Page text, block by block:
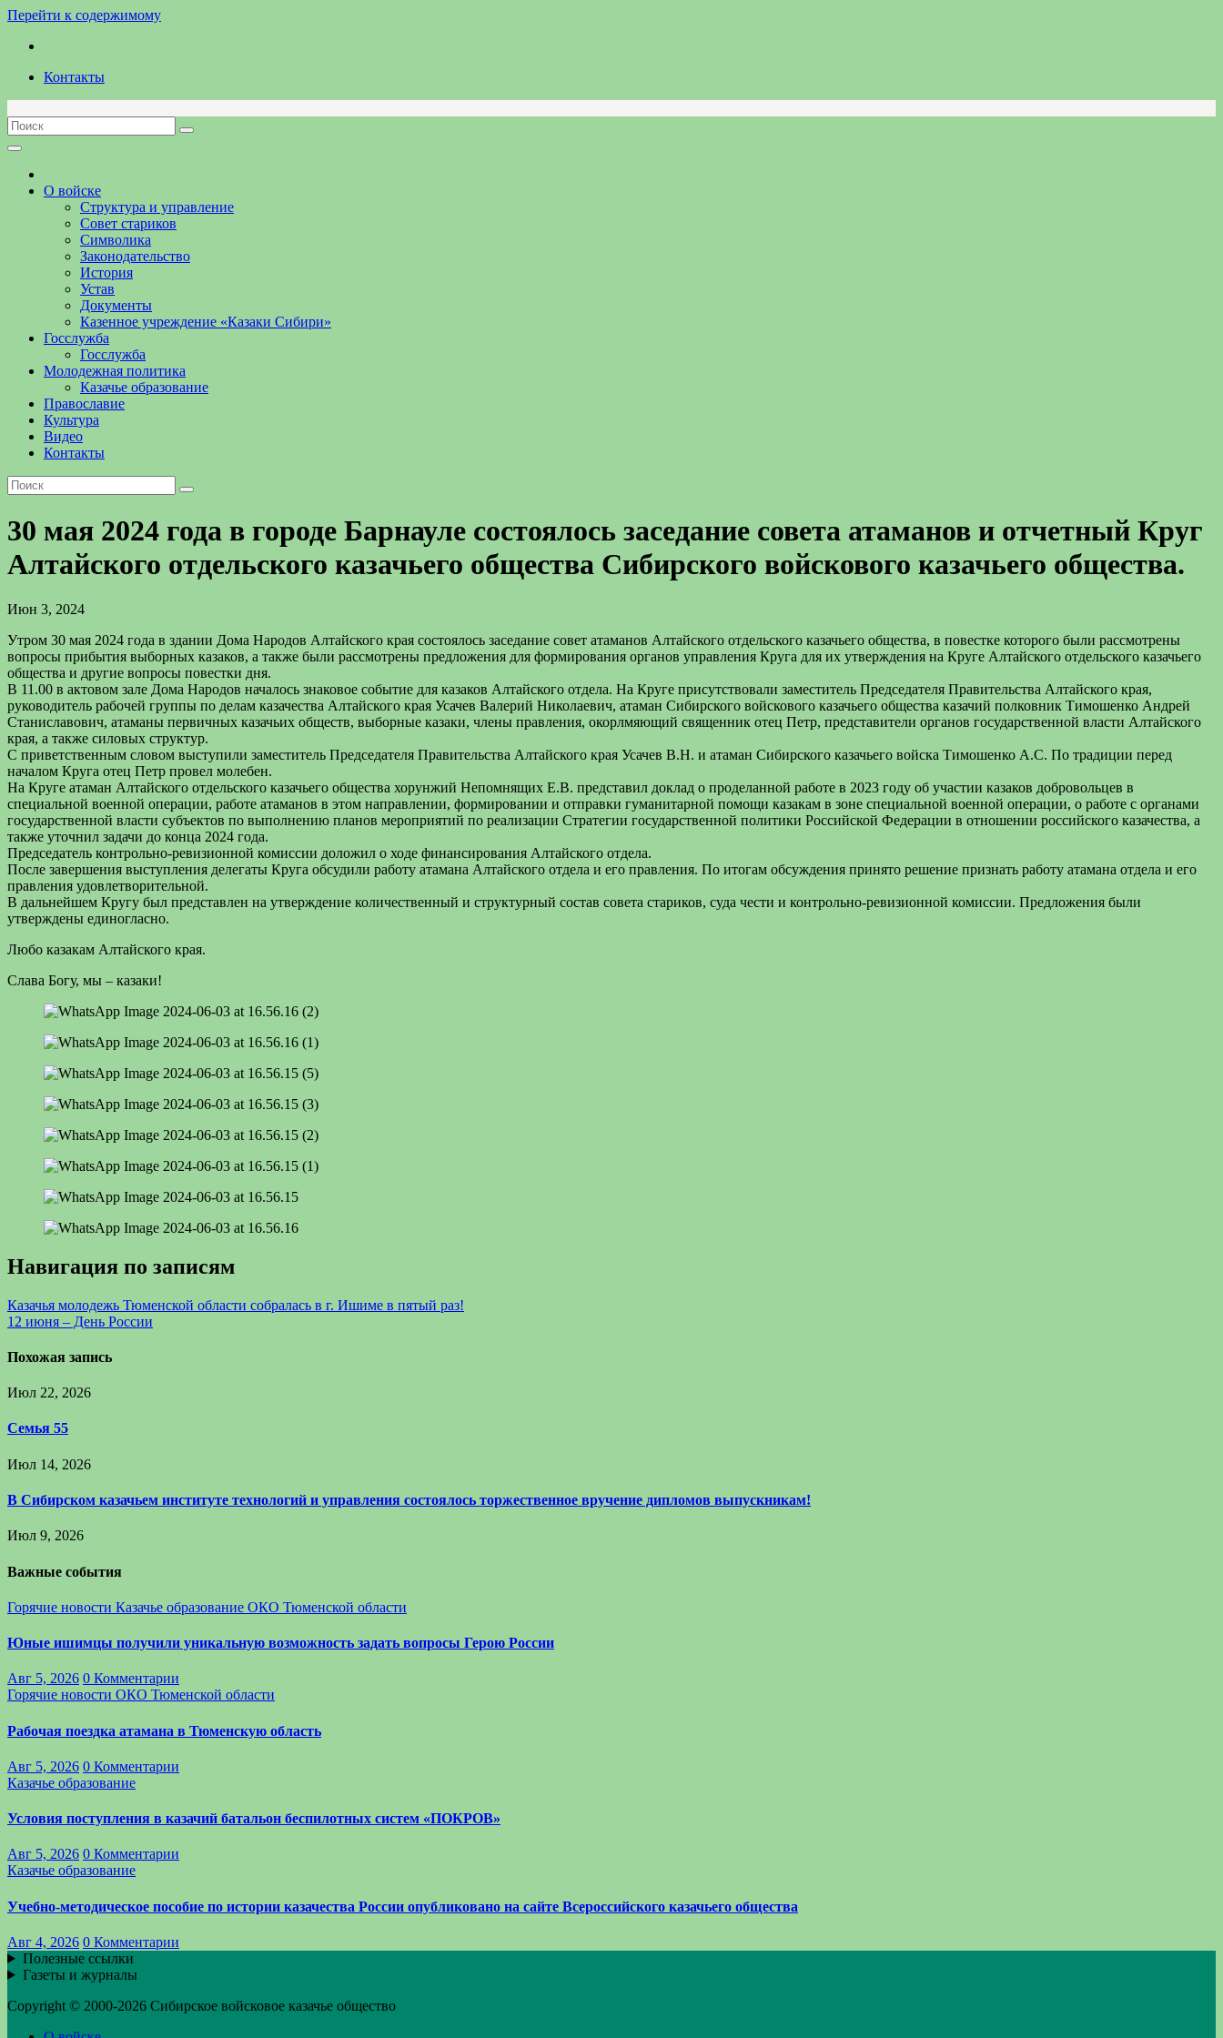
Перейти к содержимому
Контакты
О войске
Структура и управление
Совет стариков
Символика
Законодательство
История
Устав
Документы
Казенное учреждение «Казаки Сибири»
Госслужба
Госслужба
Молодежная политика
Казачье образование
Православие
Культура
Видео
Контакты
30 мая 2024 года в городе Барнауле состоялось заседание совета атаманов и отчетный Круг
Алтайского отдельского казачьего общества Сибирского войскового казачьего общества.
Июн 3, 2024
Утром 30 мая 2024 года в здании Дома Народов Алтайского края состоялось заседание совет атаманов Алтайского отдельского казачьего общества, в повестке которого были рассмотрены
вопросы прибытия выборных казаков, а также были рассмотрены предложения для формирования органов управления Круга для их утверждения на Круге Алтайского отдельского казачьего
общества и другие вопросы повестки дня.
В 11.00 в актовом зале Дома Народов началось знаковое событие для казаков Алтайского отдела. На Круге присутствовали заместитель Председателя Правительства Алтайского края,
руководитель рабочей группы по делам казачества Алтайского края Усачев Валерий Николаевич, атаман Сибирского войскового казачьего общества казачий полковник Тимошенко Андрей
Станиславович, атаманы первичных казачьих обществ, выборные казаки, члены правления, окорлмяющий священник отец Петр, представители органов государственной власти Алтайского
края, а также силовых структур.
С приветственным словом выступили заместитель Председателя Правительства Алтайского края Усачев В.Н. и атаман Сибирского казачьего войска Тимошенко А.С. По традиции перед
началом Круга отец Петр провел молебен.
На Круге атаман Алтайского отдельского казачьего общества хорунжий Непомнящих Е.В. представил доклад о проделанной работе в 2023 году об участии казаков добровольцев в
специальной военной операции, работе атаманов в этом направлении, формировании и отправки гуманитарной помощи казакам в зоне специальной военной операции, о работе с органами
государственной власти субъектов по выполнению планов мероприятий по реализации Стратегии государственной политики Российской Федерации в отношении российского казачества, а
также уточнил задачи до конца 2024 года.
Председатель контрольно-ревизионной комиссии доложил о ходе финансирования Алтайского отдела.
После завершения выступления делегаты Круга обсудили работу атамана Алтайского отдела и его правления. По итогам обсуждения принято решение признать работу атамана отдела и его
правления удовлетворительной.
В дальнейшем Кругу был представлен на утверждение количественный и структурный состав совета стариков, суда чести и контрольно-ревизионной комиссии. Предложения были
утверждены единогласно.
Любо казакам Алтайского края.
Слава Богу, мы – казаки!
Навигация по записям
Казачья молодежь Тюменской области собралась в г. Ишиме в пятый раз!
12 июня – День России
Похожая запись
Июл 22, 2026
Семья 55
Июл 14, 2026
В Сибирском казачьем институте технологий и управления состоялось торжественное вручение дипломов выпускникам!
Июл 9, 2026
Важные события
Горячие новости Казачье образование ОКО Тюменской области
Юные ишимцы получили уникальную возможность задать вопросы Герою России
Авг 5, 2026 0 Комментарии
Горячие новости ОКО Тюменской области
Рабочая поездка атамана в Тюменскую область
Авг 5, 2026 0 Комментарии
Казачье образование
Условия поступления в казачий батальон беспилотных систем «ПОКРОВ»
Авг 5, 2026 0 Комментарии
Казачье образование
Учебно-методическое пособие по истории казачества России опубликовано на сайте Всероссийского казачьего общества
Авг 4, 2026 0 Комментарии
Полезные ссылки
Газеты и журналы
Copyright © 2000-2026 Сибирское войсковое казачье общество